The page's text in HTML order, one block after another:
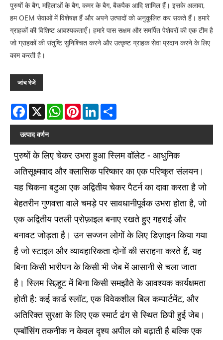
पुरुषों के बैग, महिलाओं के बैग, कमर के बैग, बैकपैक आदि शामिल हैं। इसके अलावा,
हम OEM सेवाओं में विशेषज्ञ हैं और अपने उत्पादों को अनुकूलित कर सकते हैं। हमारे
ग्राहकों की विशिष्ट आवश्यकताएँ। हमारे पास सक्षम और समर्पित पेशेवरों की एक टीम है
जो ग्राहकों की संतुष्टि सुनिश्चित करने और उत्कृष्ट ग्राहक सेवा प्रदान करने के लिए
काम करती है।
जांच भेजें
Facebook
X WhatsAppPinterestLinkedIn
उत्पाद वर्णन
पुरुषों के लिए चेकर उभरा हुआ स्लिम वॉलेट - आधुनिक
अतिसूक्ष्मवाद और क्लासिक परिष्कार का एक परिष्कृत संलयन।
यह चिकना बटुआ एक अद्वितीय चेकर पैटर्न का दावा करता है जो
बेहतरीन गुणवत्ता वाले चमड़े पर सावधानीपूर्वक उभरा होता है, जो
एक अद्वितीय पतली प्रोफ़ाइल बनाए रखते हुए गहराई और
बनावट जोड़ता है। उन सज्जन लोगों के लिए डिज़ाइन किया गया
है जो स्टाइल और व्यावहारिकता दोनों की सराहना करते हैं, यह
बिना किसी भारीपन के किसी भी जेब में आसानी से चला जाता
है। स्लिम सिल्हूट में बिना किसी समझौते के आवश्यक कार्यक्षमता
होती है: कई कार्ड स्लॉट, एक विवेकशील बिल कम्पार्टमेंट, और
अतिरिक्त सुरक्षा के लिए एक स्मार्ट ढंग से स्थित छिपी हुई जेब।
एम्बॉसिंग तकनीक न केवल दृश्य अपील को बढ़ाती है बल्कि एक